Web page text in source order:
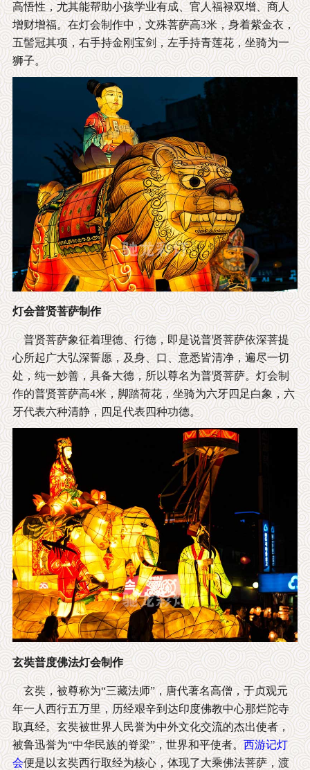
高悟性，尤其能帮助小孩学业有成、官人福禄双增、商人
增财增福。在灯会制作中，文殊菩萨高3米，身着紫金衣，
五髻冠其项，右手持金刚宝剑，左手持青莲花，坐骑为一
狮子。
灯会普贤菩萨制作
普贤菩萨象征着理德、行德，即是说普贤菩萨依深菩提
心所起广大弘深誓愿，及身、口、意悉皆清净，遍尽一切
处，纯一妙善，具备大德，所以尊名为普贤菩萨。灯会制
作的普贤菩萨高4米，脚踏荷花，坐骑为六牙四足白象，六
牙代表六种清静，四足代表四种功德。
玄奘普度佛法灯会制作
玄奘，被尊称为“三藏法师”，唐代著名高僧，于贞观元
年一人西行五万里，历经艰辛到达印度佛教中心那烂陀寺
取真经。玄奘被世界人民誉为中外文化交流的杰出使者，
被鲁迅誉为“中华民族的脊梁”，世界和平使者。 西游记灯
会便是以玄奘西行取经为核心，体现了大乘佛法菩萨，渡